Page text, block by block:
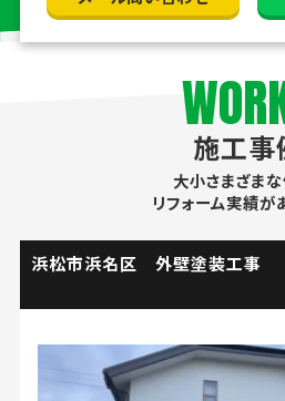
施工事
大小さまざまな
リフォーム実績が
浜松市浜名区 外壁塗装工事